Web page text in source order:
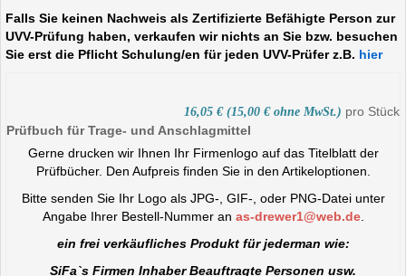
Falls Sie keinen Nachweis als Zertifizierte Befähigte Person zur
UVV-Prüfung haben, verkaufen wir nichts an Sie bzw. besuchen
Sie erst die Pflicht Schulung/en für jeden UVV-Prüfer z.B. hier
16,05 € (15,00 € ohne MwSt.) pro Stück
Prüfbuch für Trage- und Anschlagmittel
Gerne drucken wir Ihnen Ihr Firmenlogo auf das Titelblatt der
Prüfbücher. Den Aufpreis finden Sie in den Artikeloptionen.
Bitte senden Sie Ihr Logo als JPG-, GIF-, oder PNG-Datei unter
Angabe Ihrer Bestell-Nummer an as-drewer1@web.de.
ein frei verkäufliches Produkt für jederman wie:
SiFa`s Firmen Inhaber Beauftragte Personen usw.